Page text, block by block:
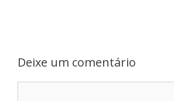
Deixe um comentário